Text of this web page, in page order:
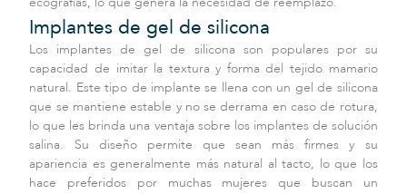
Implantes de gel de silicona
Los implantes de gel de silicona son populares por su
capacidad de imitar la textura y forma del tejido mamario
natural. Este tipo de implante se llena con un gel de silicona
que se mantiene estable y no se derrama en caso de rotura,
lo que les brinda una ventaja sobre los implantes de solución
salina. Su diseño permite que sean más firmes y su
apariencia es generalmente más natural al tacto, lo que los
hace preferidos por muchas mujeres que buscan un